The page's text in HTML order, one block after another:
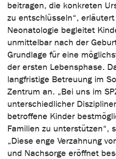
beitragen, die konkreten
zu entschlüsseln“, erläutert
Neonatologie begleitet
unmittelbar nach der
Grundlage für eine
der ersten Lebensphase.
langfristige Betreuung im
Zentrum an. „Bei uns im
unterschiedlicher
betroffene Kinder
Familien zu unterstützen“,
„Diese enge Verzahnung
und Nachsorge eröffnet